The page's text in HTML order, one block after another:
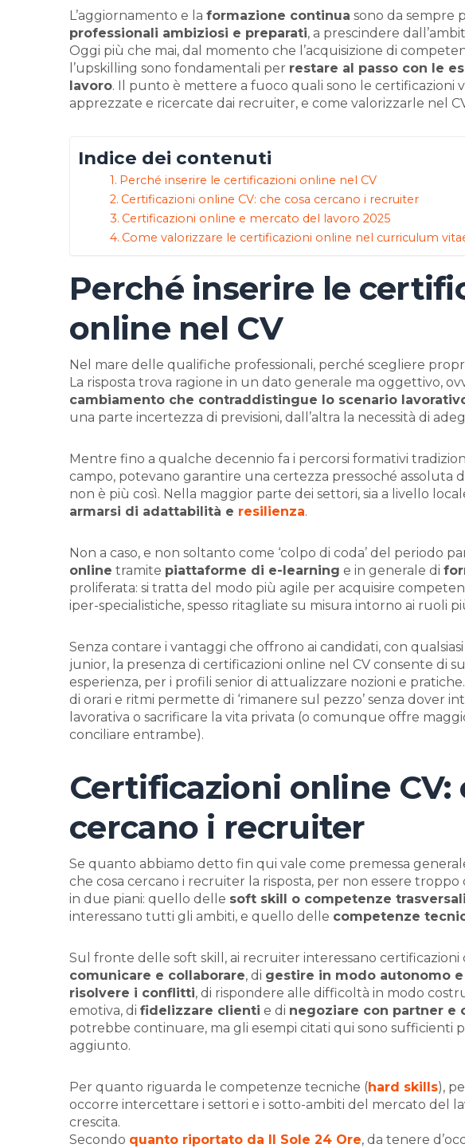
L’aggiornamento e la formazione continua sono da sempre
professionali ambiziosi e preparati, a prescindere
Oggi più che mai, dal momento che l’acquisizione di
l’upskilling sono fondamentali per restare al passo con le
lavoro. Il punto è mettere a fuoco quali sono le certificazioni
apprezzate e ricercate dai recruiter, e come valorizzarle nel
Indice dei contenuti
Perché inserire le certificazioni online nel CV
Certificazioni online CV: che cosa cercano i recruiter
Certificazioni online e mercato del lavoro 2025
Come valorizzare le certificazioni online nel curriculum
Perché inserire le
online nel CV
Nel mare delle qualifiche professionali, perché scegliere
La risposta trova ragione in un dato generale ma oggettivo,
cambiamento che contraddistingue lo scenario
una parte incertezza di previsioni, dall’altra la necessità di
Mentre fino a qualche decennio fa i percorsi formativi
campo, potevano garantire una certezza pressoché assoluta
non è più così. Nella maggior parte dei settori, sia a livello
armarsi di adattabilità e resilienza.
Non a caso, e non soltanto come ‘colpo di coda’ del periodo
online tramite piattaforme di e-learning e in generale di
proliferata: si tratta del modo più agile per acquisire
iper-specialistiche, spesso ritagliate su misura intorno ai ruoli
Senza contare i vantaggi che offrono ai candidati, con
junior, la presenza di certificazioni online nel CV consente di
esperienza, per i profili senior di attualizzare nozioni e
di orari e ritmi permette di ‘rimanere sul pezzo’ senza dover
lavorativa o sacrificare la vita privata (o comunque offre
conciliare entrambe).
Certificazioni online CV:
cercano i recruiter
Se quanto abbiamo detto fin qui vale come premessa
che cosa cercano i recruiter la risposta, per non essere troppo
in due piani: quello delle soft skill o competenze trasversali
interessano tutti gli ambiti, e quello delle competenze
Sul fronte delle soft skill, ai recruiter interessano certificazioni
comunicare e collaborare, di gestire in modo autonomo
risolvere i conflitti, di rispondere alle difficoltà in modo
emotiva, di fidelizzare clienti e di negoziare con partner e
potrebbe continuare, ma gli esempi citati qui sono sufficienti
aggiunto.
Per quanto riguarda le competenze tecniche (hard skills),
occorre intercettare i settori e i sotto-ambiti del mercato del
crescita.
Secondo quanto riportato da Il Sole 24 Ore, da tenere